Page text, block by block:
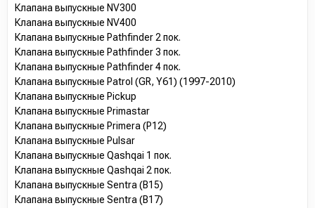
Клапана выпускные NV300
Клапана выпускные NV400
Клапана выпускные Pathfinder 2 пок.
Клапана выпускные Pathfinder 3 пок.
Клапана выпускные Pathfinder 4 пок.
Клапана выпускные Patrol (GR, Y61) (1997-2010)
Клапана выпускные Pickup
Клапана выпускные Primastar
Клапана выпускные Primera (P12)
Клапана выпускные Pulsar
Клапана выпускные Qashqai 1 пок.
Клапана выпускные Qashqai 2 пок.
Клапана выпускные Sentra (B15)
Клапана выпускные Sentra (B17)